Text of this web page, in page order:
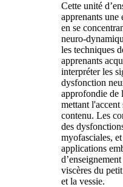
Cette unité
apprenants une
en se
neuro-
les techniques
apprenants
interpréter les
dysfonction
approfondie de
mettant
contenu. Les
des
myofasciales,
applications
viscères du
et la vessie.